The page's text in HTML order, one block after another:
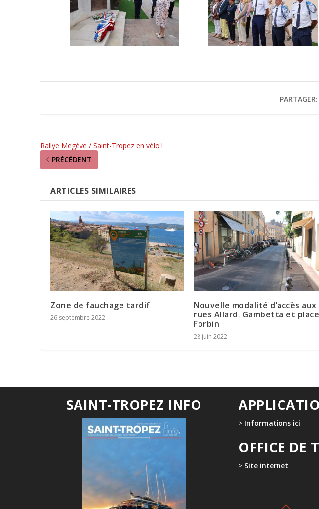
PARTAGER:
Rallye Megève / Saint-Tropez en vélo !
PRÉCÉDENT
ARTICLES SIMILAIRES
Zone de fauchage tardif
26 septembre 2022
Nouvelle modalité d’accès aux
rues Allard, Gambetta et place
Forbin
28 juin 2022
SAINT-TROPEZ INFO
> Informations ici
OFFICE DE
> Site internet